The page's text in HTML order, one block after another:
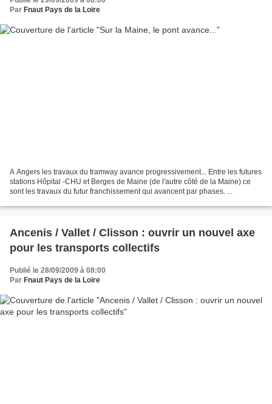
Par Fnaut Pays de la Loire
A Angers les travaux du tramway avance progressivement... Entre les futures
stations Hôpital -CHU et Berges de Maine (de l'autre côté de la Maine) ce
sont les travaux du futur franchissement qui avancent par phases. ...
Ancenis / Vallet / Clisson : ouvrir un nouvel axe
pour les transports collectifs
Publié le 28/09/2009 à 08:00
Par Fnaut Pays de la Loire